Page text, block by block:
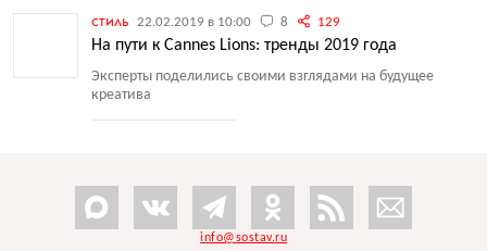
стиль 22.02.2019 в 10:00 8 129
На пути к Cannes Lions: тренды 2019 года
Эксперты поделились своими взглядами на будущее
креатива
info@sostav.ru